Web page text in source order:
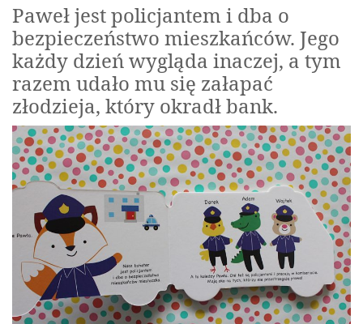
Paweł jest policjantem i dba o
bezpieczeństwo mieszkańców. Jego
każdy dzień wygląda inaczej, a tym
razem udało mu się załapać
złodzieja, który okradł bank.